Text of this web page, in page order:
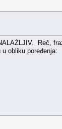
Reč,
obliku poređenja: